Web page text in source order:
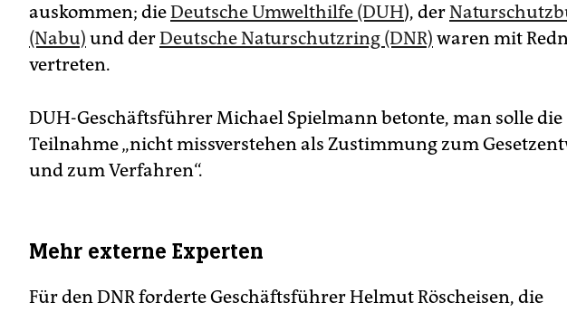
auskommen; dieDeutsche Umwelthilfe (DUH), der
(Nabu) und derDeutsche Naturschutzring (DNR) waren mit
vertreten.
DUH-Geschäftsführer Michael Spielmann betonte, man solle die
Teilnahme „nicht missverstehen als Zustimmung zum
und zum Verfahren“.
Mehr externe Experten
Für den DNR forderte Geschäftsführer Helmut Röscheisen, die